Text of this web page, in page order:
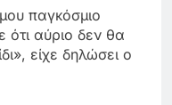
παγκόσμιο
αύριο δεν θα
είχε δηλώσει ο